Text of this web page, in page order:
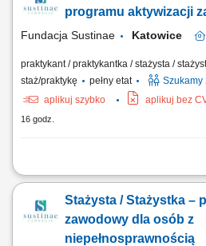
programu aktywizacji
Fundacja Sustinae Katowice
praktykant / praktykantka / stażysta /
staż/praktykę
pełny etat
Szukamy
aplikuj szybko
aplikuj bez
16 godz.
Projekt „RozPracuj się ! Kompleksowy
środków Państwowego Funduszu
Niepełnosprawnych. Celem uczestnictwa
szansy na rynku pracy i podjęcie...
Stażysta / Stażystka –
zawodowy dla osób z
niepełnosprawnością